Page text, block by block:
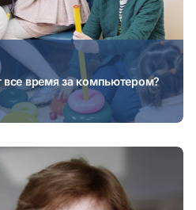
время за компьютером?